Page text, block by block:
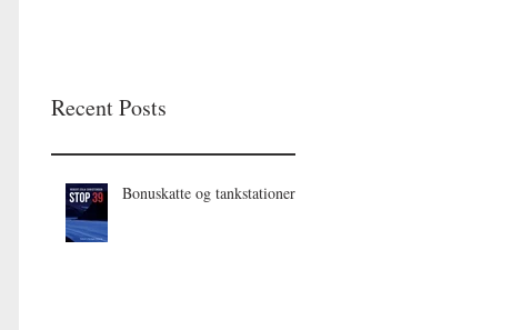
Recent Posts
Bonuskatte og tankstationer